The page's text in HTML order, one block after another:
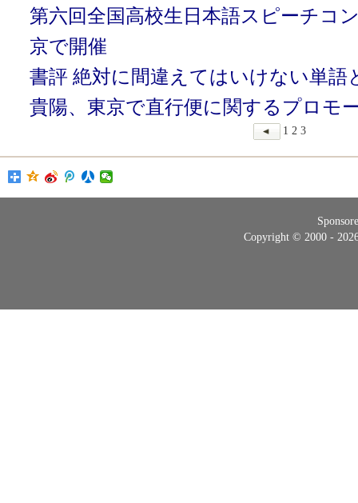
第六回全国高校生日本語スピーチコ
京で開催
書評 絶対に間違えてはいけない単語
貴陽、東京で直行便に関するプロモ
1 2 3
Copyright © 2000 -